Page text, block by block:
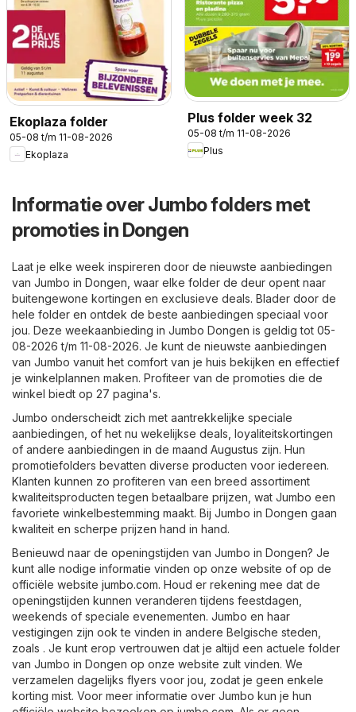
Ekoplaza folder
05-08 t/m 11-08-2026
Ekoplaza
Plus folder week 32
05-08 t/m 11-08-2026
Plus
Informatie over Jumbo folders met
promoties in Dongen
Laat je elke week inspireren door de nieuwste aanbiedingen
van Jumbo in Dongen, waar elke folder de deur opent naar
buitengewone kortingen en exclusieve deals. Blader door de
hele folder en ontdek de beste aanbiedingen speciaal voor
jou. Deze weekaanbieding in Jumbo Dongen is geldig tot 05-
08-2026 t/m 11-08-2026. Je kunt de nieuwste aanbiedingen
van Jumbo vanuit het comfort van je huis bekijken en effectief
je winkelplannen maken. Profiteer van de promoties die de
winkel biedt op 27 pagina's.
Jumbo onderscheidt zich met aantrekkelijke speciale
aanbiedingen, of het nu wekelijkse deals, loyaliteitskortingen
of andere aanbiedingen in de maand Augustus zijn. Hun
promotiefolders bevatten diverse producten voor iedereen.
Klanten kunnen zo profiteren van een breed assortiment
kwaliteitsproducten tegen betaalbare prijzen, wat Jumbo een
favoriete winkelbestemming maakt. Bij Jumbo in Dongen gaan
kwaliteit en scherpe prijzen hand in hand.
Benieuwd naar de openingstijden van Jumbo in Dongen? Je
kunt alle nodige informatie vinden op onze website of op de
officiële website jumbo.com. Houd er rekening mee dat de
openingstijden kunnen veranderen tijdens feestdagen,
weekends of speciale evenementen. Jumbo en haar
vestigingen zijn ook te vinden in andere Belgische steden,
zoals . Je kunt erop vertrouwen dat je altijd een actuele folder
van Jumbo in Dongen op onze website zult vinden. We
verzamelen dagelijks flyers voor jou, zodat je geen enkele
korting mist. Voor meer informatie over Jumbo kun je hun